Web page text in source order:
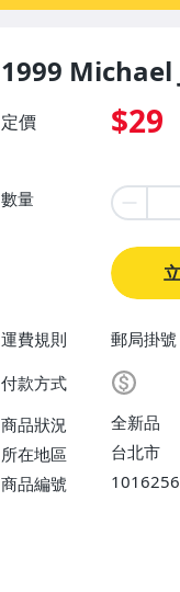
1999 Michael
定價 $29
數量
運費規則
郵局掛號
付款方式
商品狀況
全新品
所在地區
台北市
商品編號